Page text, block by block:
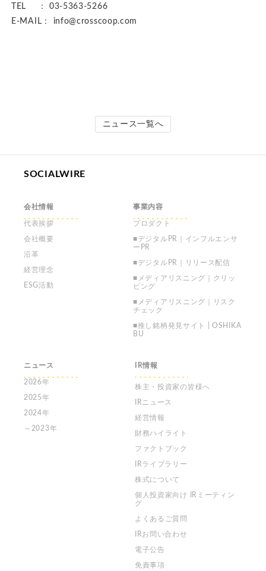
TEL ： 03-5363-5266
E-MAIL： info@crosscoop.com
ニュース一覧へ
SOCIALWIRE
会社情報
代表挨拶
会社概要
沿革
経営理念
ESG活動
事業内容
プロダクト
■デジタルPR｜インフルエンサ
ーPR
■デジタルPR｜リリース配信
■メディアリスニング｜クリッ
ピング
■メディアリスニング｜リスク
チェック
■推し銘柄発見サイト | OSHIKA
BU
ニュース
2026年
2025年
2024年
～2023年
IR情報
株主・投資家の皆様へ
IRニュース
経営情報
財務ハイライト
ファクトブック
IRライブラリー
株式について
個人投資家向け
IRミーティン
グ
よくあるご質問
IRお問い合わせ
電子公告
免責事項